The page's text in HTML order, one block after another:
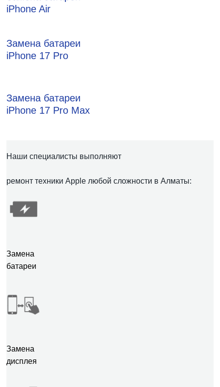
iPhone Air
Замена батареи
iPhone 17 Pro
Замена батареи
iPhone 17 Pro Max
Наши специалисты выполняют
ремонт техники Apple любой сложности в Алматы:
Замена
батареи
Замена
дисплея